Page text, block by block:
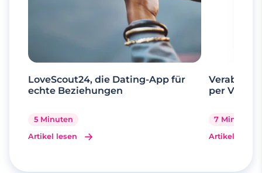
LoveScout24, die Dating-App für
echte Beziehungen
5 Minuten
Artikel lesen
per
7 Minuten
Artikel lesen